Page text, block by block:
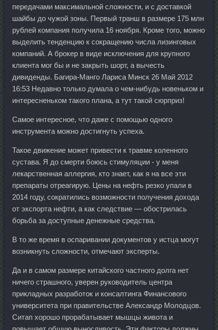
передачами максимальной сложности, и с доставкой
шайбы до чужой зоны. Первый транш в размере 175 млн
рублей компания получила 16 ноября. Кроме того, можно
выделить тенденцию к сокращению числа лизинговых
компаний. А брокер в виде исключения для крупного
клиента мог бы и не закрыть шорт, а вычесть
дивиденды. Багира-Манго Лариса Минск 26 Май 2012
16:53 Недавно только думала о чем-нибудь новеньком и
интересненьком такого плана, а тут такой сюрприз!
Самое интересное, что даже с помощью одного
инструмента можно достигнуть успеха.
Такое движение может привести к травме коленного
сустава. Я до смерти боюсь стимуляции - у меня
лекарственная аллергия, кто знает, как я на все эти
препараты отреагирую. Цены на нефть резко упали в
2014 году, сократились возможности получения дохода
от экспорта нефти, а как следствие — обострилась
борьба за доступные денежные средства.
В то же время в оспаривании документов у истца могут
возникнуть сложности, отмечают эксперты.
Да и в самом размере китайского частного долга нет
ничего страшного, уверен руководитель центра
прикладных разработок и консалтинга Финансового
университета при правительстве Александр Молодцов.
Ситап хорошо прорабатывает мышцы живота и